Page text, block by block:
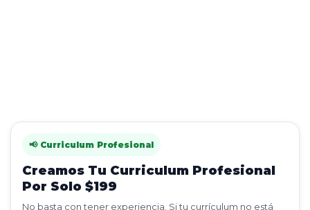
📢 Curriculum Profesional
Creamos Tu Curriculum Profesional
Por Solo $199
No basta con tener experiencia. Si tu currículum no está